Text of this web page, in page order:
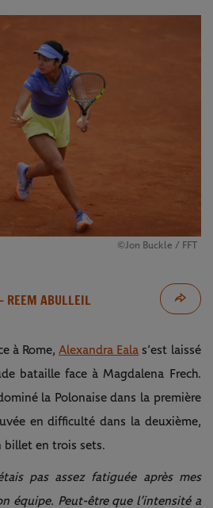
©Jon Buckle / FFT
- REEM ABULLEIL
à Rome,Alexandra Eala s’est laissé
bataille face à Magdalena Frech.
la Polonaise dans la première
en difficulté dans la deuxième,
billet en trois sets.
pas assez fatiguée après mes
équipe. Peut-être que l’intensité a